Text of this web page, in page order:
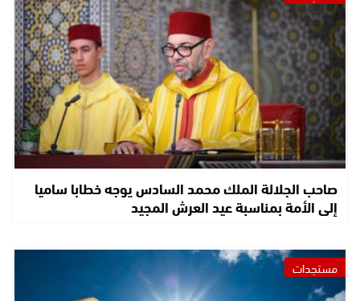
صاحب الجلالة الملك محمد السادس يوجه خطابا ساميا
إلى الأمة بمناسبة عيد العرش المجيد
مستجدات